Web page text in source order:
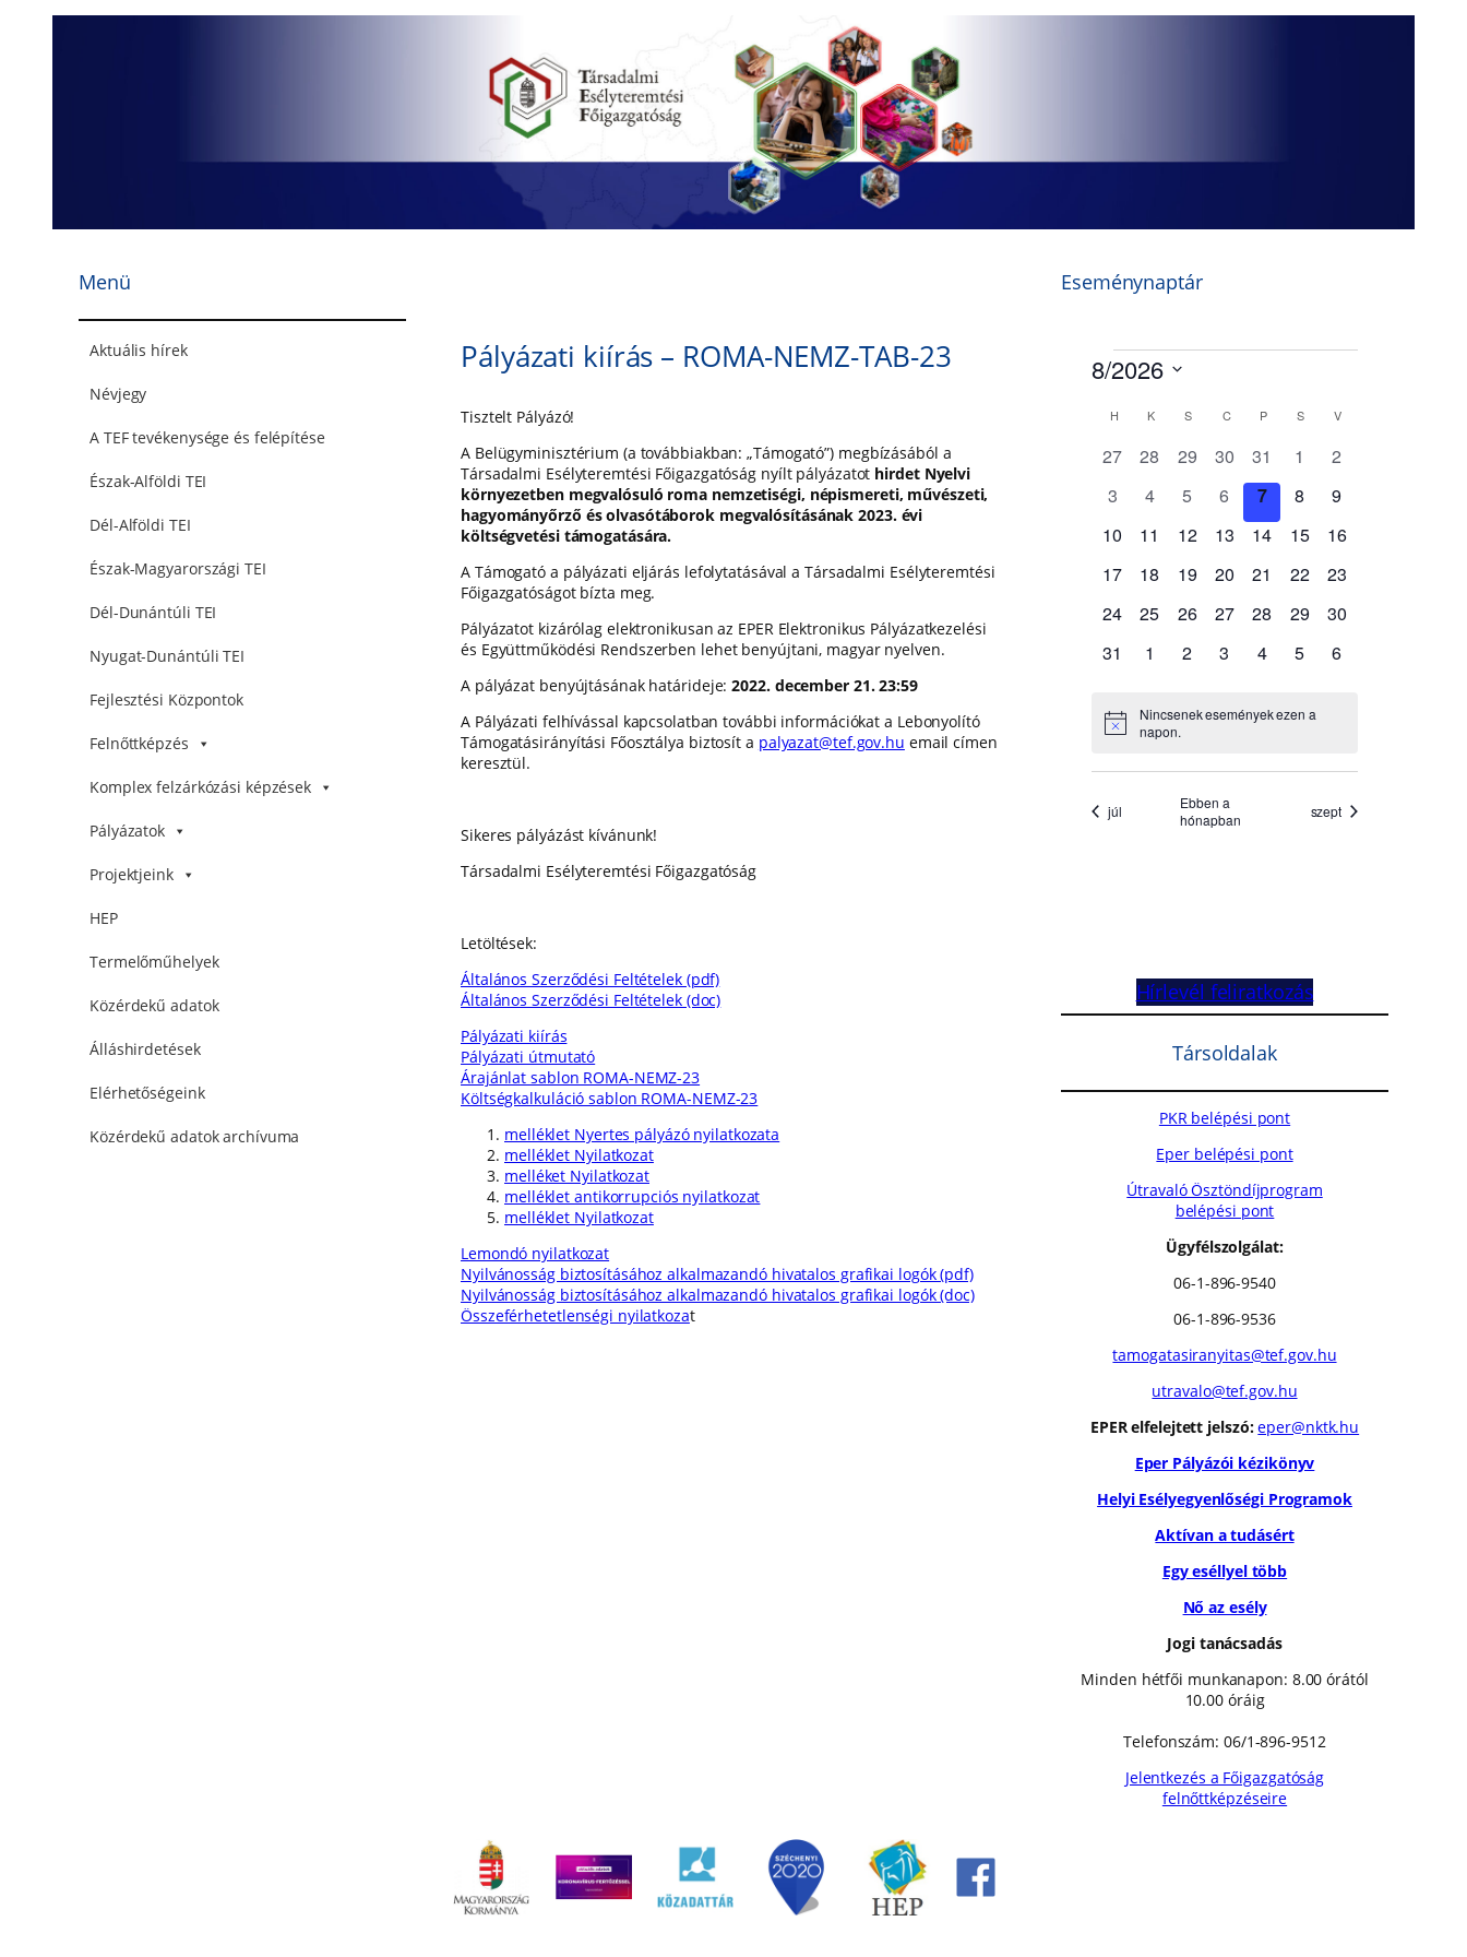
Menü
Aktuális hírek
Névjegy
A TEF tevékenysége és felépítése
Észak-Alföldi TEI
Dél-Alföldi TEI
Észak-Magyarországi TEI
Dél-Dunántúli TEI
Nyugat-Dunántúli TEI
Fejlesztési Központok
Felnőttképzés
Komplex felzárkózási képzések
Pályázatok
Projektjeink
HEP
Termelőműhelyek
Közérdekű adatok
Álláshirdetések
Elérhetőségeink
Közérdekű adatok archívuma
Pályázati kiírás – ROMA-NEMZ-TAB-23
Tisztelt Pályázó!
A Belügyminisztérium (a továbbiakban: „Támogató”) megbízásából a
Társadalmi Esélyteremtési Főigazgatóság nyílt pályázatot hirdet Nyelvi
környezetben megvalósuló roma nemzetiségi, népismereti, művészeti,
hagyományőrző és olvasótáborok megvalósításának 2023. évi
költségvetési támogatására.
A Támogató a pályázati eljárás lefolytatásával a Társadalmi Esélyteremtési
Főigazgatóságot bízta meg.
Pályázatot kizárólag elektronikusan az EPER Elektronikus Pályázatkezelési
és Együttműködési Rendszerben lehet benyújtani, magyar nyelven.
A pályázat benyújtásának határideje:2022. december 21. 23:59
A Pályázati felhívással kapcsolatban további információkat a Lebonyolító
Támogatásirányítási Főosztálya biztosít a palyazat@tef.gov.hu email címen
keresztül.
Sikeres pályázást kívánunk!
Társadalmi Esélyteremtési Főigazgatóság
Letöltések:
Általános Szerződési Feltételek (pdf)
Általános Szerződési Feltételek (doc)
Pályázati kiírás
Pályázati útmutató
Árajánlat sablon ROMA-NEMZ-23
Költségkalkuláció sablon ROMA-NEMZ-23
melléklet Nyertes pályázó nyilatkozata
melléklet Nyilatkozat
melléket Nyilatkozat
melléklet antikorrupciós nyilatkozat
melléklet Nyilatkozat
Lemondó nyilatkozat
Nyilvánosság biztosításához alkalmazandó hivatalos grafikai logók (pdf)
Nyilvánosság biztosításához alkalmazandó hivatalos grafikai logók (doc)
Összeférhetetlenségi nyilatkozat
Eseménynaptár
Hírlevél feliratkozás
Társoldalak
PKR belépési pont
Eper belépési pont
Útravaló Ösztöndíjprogram
belépési pont
Ügyfélszolgálat:
06-1-896-9540
06-1-896-9536
tamogatasiranyitas@tef.gov.hu
utravalo@tef.gov.hu
EPER elfelejtett jelszó: eper@nktk.hu
Eper Pályázói kézikönyv
Helyi Esélyegyenlőségi Programok
Aktívan a tudásért
Egy eséllyel több
Nő az esély
Jogi tanácsadás
Minden hétfői munkanapon: 8.00 órától
10.00 óráig
Telefonszám: 06/1-896-9512
Jelentkezés a Főigazgatóság
felnőttképzéseire